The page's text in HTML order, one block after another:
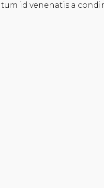
id venenatis a